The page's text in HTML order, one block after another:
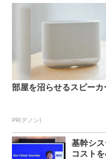
部屋を沼らせるスピーカ
PR(デノン)
基幹シ
コスト